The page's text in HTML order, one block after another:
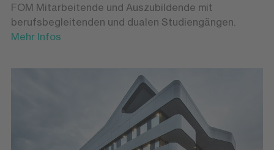
FOM Mitarbeitende und Auszubildende mit
berufsbegleitenden und dualen Studiengängen.
Mehr Infos